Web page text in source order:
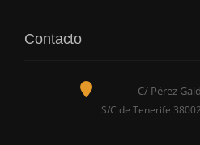
Contacto
C/ Pérez
S/C de Tenerife